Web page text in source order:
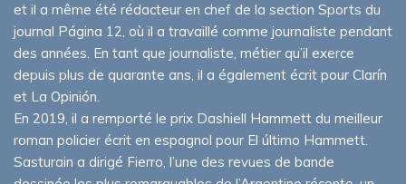
et il a même été rédacteur en chef de la section Sports du
journal Página 12, où il a travaillé comme journaliste pendant
des années. En tant que journaliste, métier qu’il exerce
depuis plus de quarante ans, il a également écrit pour Clarín
et La Opinión.
En 2019, il a remporté le prix Dashiell Hammett du meilleur
roman policier écrit en espagnol pour El último Hammett.
Sasturain a dirigé Fierro, l’une des revues de bande